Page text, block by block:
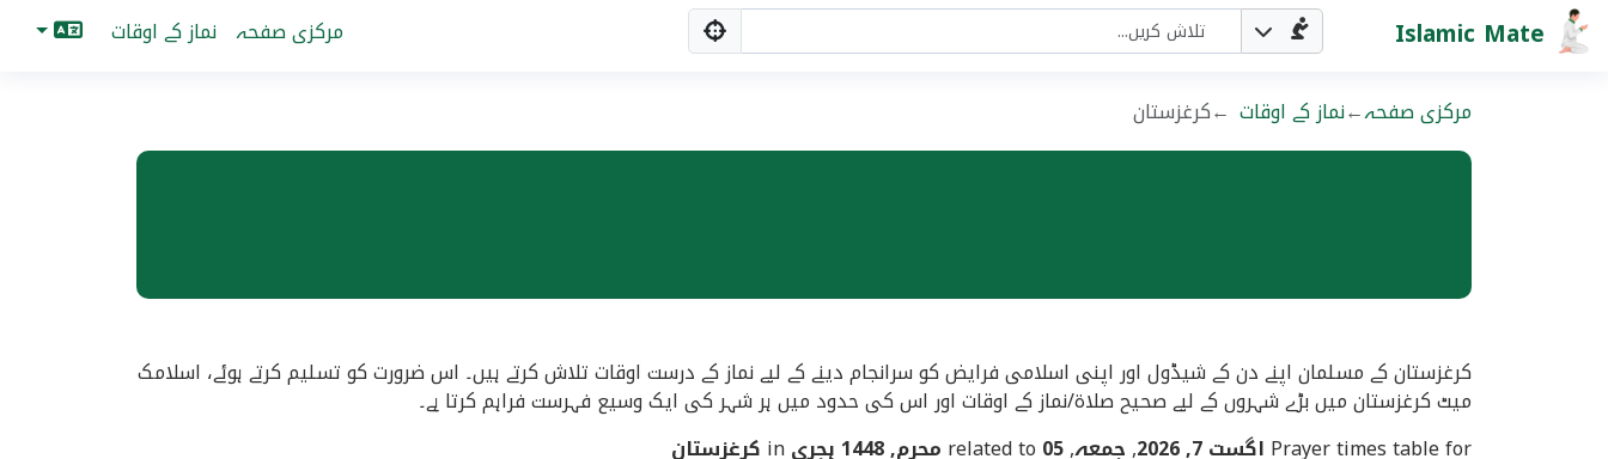
Islamic Mate مرکزی صفحہ نماز کے اوقات
مرکزی صفحہ نماز کے اوقات کرغزستان
کرغزستان کے مسلمان اپنے دن کے شیڈول اور اپنی اسلامی فرایض کو سرانجام دینے کے لیے نماز کے درست اوقات تلاش کرتے ہیں۔ اس ضرورت کو تسلیم کرتے ہوئے، اسلامک
میٹ کرغزستان میں بڑے شہروں کے لیے صحیح صلاۃ/نماز کے اوقات اور اس کی حدود میں ہر شہر کی ایک وسیع فہرست فراہم کرتا ہے۔
Prayer times table for اگست 7, 2026 ,جمعہ, related to05 محرم, 1448 ہجری کرغزستان